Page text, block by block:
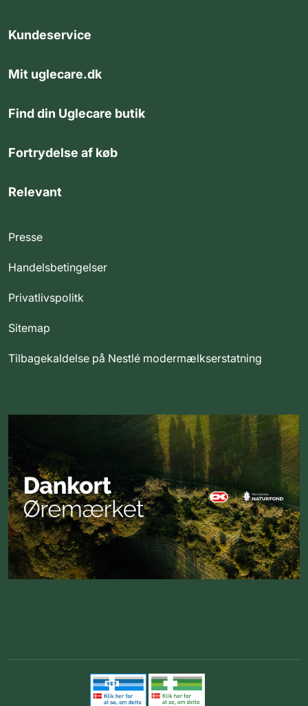
Kundeservice
Mit uglecare.dk
Find din Uglecare butik
Fortrydelse af køb
Relevant
Presse
Handelsbetingelser
Privatlivspolitk
Sitemap
Tilbagekaldelse på Nestlé modermælkserstatning